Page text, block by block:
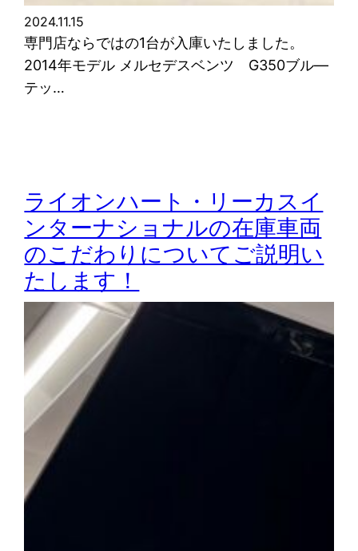
2024.11.15
専門店ならではの1台が入庫いたしました。
2014年モデル メルセデスベンツ G350ブル―
テッ…
ライオンハート・リーカスイ
ンターナショナルの在庫車両
のこだわりについてご説明い
たします！